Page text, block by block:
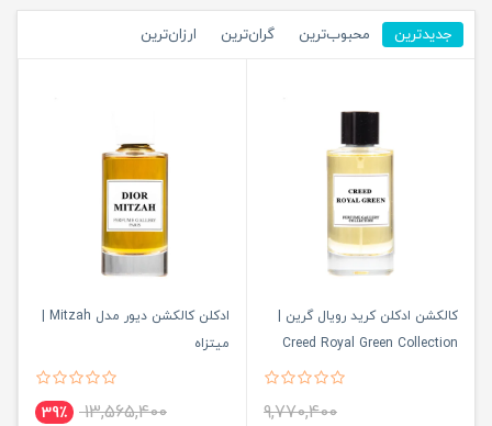
جدیدترین محبوب‌ترین گران‌ترین ارزان‌ترین
کالکشن ادکلن کرید رویال گرین |
Creed Royal Green Collection
9,770,400
ادکلن کالکشن دیور مدل Mitzah |
میتزاه
13,565,400 39٪